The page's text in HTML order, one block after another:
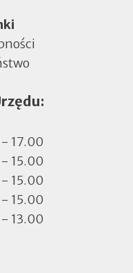
w
zakładce
17.00
15.00
15.00
15.00
13.00